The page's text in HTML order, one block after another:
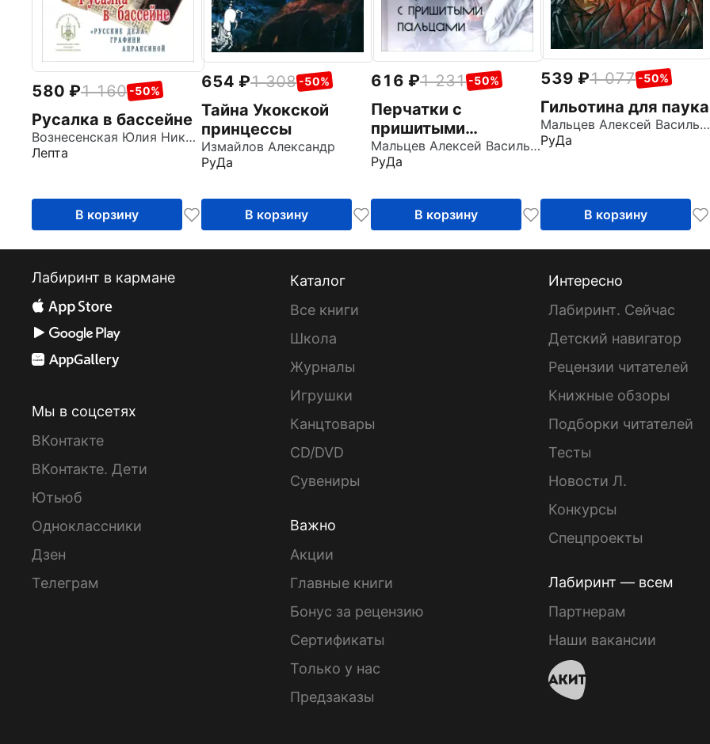
580 1 160 -50%
Русалка в бассейне
Вознесенская Юлия Николаевна
Лепта
В корзину
654 1 308 -50%
Тайна Укокской
принцессы
Измайлов Александр
РуДа
В корзину
616 1 231 -50%
Перчатки с
пришитыми
пальцами
Мальцев Алексей Васильевич
РуДа
В корзину
539 1 077 -50%
Гильотина для паука
Мальцев Алексей Васильевич
РуДа
В корзину
Лабиринт в кармане
Мы в соцсетях
ВКонтакте
ВКонтакте. Дети
Ютьюб
Одноклассники
Дзен
Телеграм
Каталог
Все книги
Школа
Журналы
Игрушки
Канцтовары
CD/DVD
Сувениры
Важно
Акции
Главные книги
Бонус за рецензию
Сертификаты
Только у нас
Предзаказы
Интересно
Лабиринт. Сейчас
Детский навигатор
Рецензии читателей
Книжные обзоры
Подборки читателей
Тесты
Новости Л.
Конкурсы
Спецпроекты
Лабиринт — всем
Партнерам
Наши вакансии